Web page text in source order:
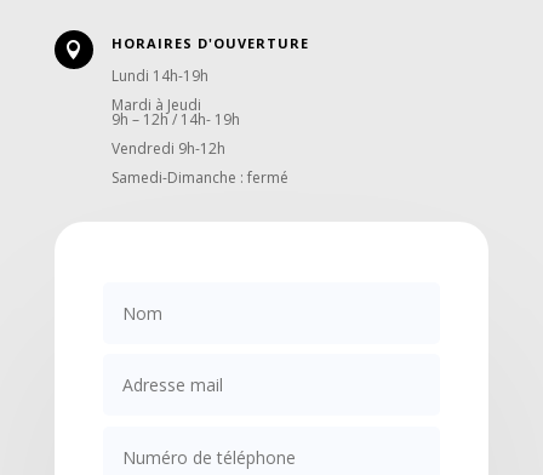
 HORAIRES D'OUVERTURE
Lundi 14h-19h
Mardi à Jeudi
9h – 12h / 14h- 19h
Vendredi 9h-12h
Samedi-Dimanche : fermé